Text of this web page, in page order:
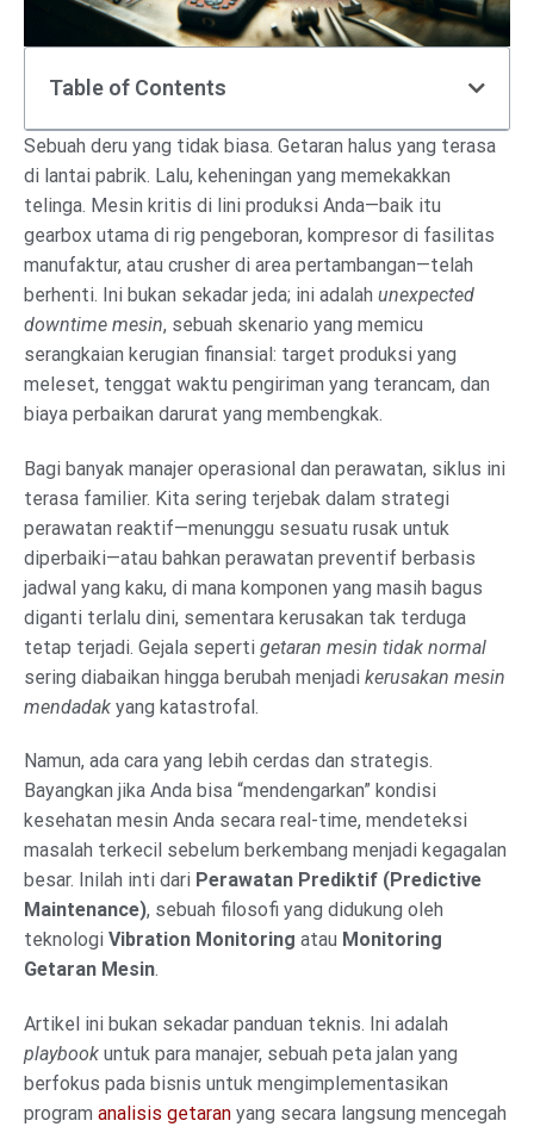
Table of Contents
Sebuah deru yang tidak biasa. Getaran halus yang terasa
di lantai pabrik. Lalu, keheningan yang memekakkan
telinga. Mesin kritis di lini produksi Anda—baik itu
gearbox utama di rig pengeboran, kompresor di fasilitas
manufaktur, atau crusher di area pertambangan—telah
berhenti. Ini bukan sekadar jeda; ini adalah unexpected
downtime mesin, sebuah skenario yang memicu
serangkaian kerugian finansial: target produksi yang
meleset, tenggat waktu pengiriman yang terancam, dan
biaya perbaikan darurat yang membengkak.
Bagi banyak manajer operasional dan perawatan, siklus ini
terasa familier. Kita sering terjebak dalam strategi
perawatan reaktif—menunggu sesuatu rusak untuk
diperbaiki—atau bahkan perawatan preventif berbasis
jadwal yang kaku, di mana komponen yang masih bagus
diganti terlalu dini, sementara kerusakan tak terduga
tetap terjadi. Gejala seperti getaran mesin tidak normal
sering diabaikan hingga berubah menjadi kerusakan mesin
mendadak yang katastrofal.
Namun, ada cara yang lebih cerdas dan strategis.
Bayangkan jika Anda bisa “mendengarkan” kondisi
kesehatan mesin Anda secara real-time, mendeteksi
masalah terkecil sebelum berkembang menjadi kegagalan
besar. Inilah inti dari Perawatan Prediktif (Predictive
Maintenance), sebuah filosofi yang didukung oleh
teknologi Vibration Monitoring atau Monitoring
Getaran Mesin.
Artikel ini bukan sekadar panduan teknis. Ini adalah
playbook untuk para manajer, sebuah peta jalan yang
berfokus pada bisnis untuk mengimplementasikan
program analisis getaran yang secara langsung mencegah